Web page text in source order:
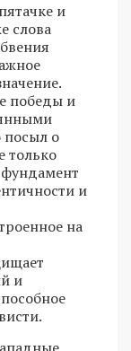
и
слова
победы и
посыл о
только
и
на
и